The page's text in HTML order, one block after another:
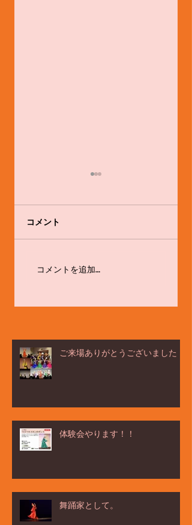
コメント
コメントを追加…
ご来場ありがとうございました！
体験会やります！！
舞踊家として。